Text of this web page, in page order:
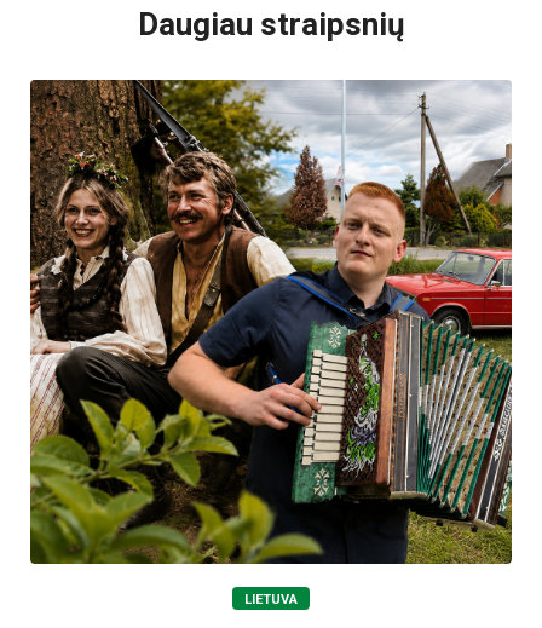
Daugiau straipsnių
LIETUVA